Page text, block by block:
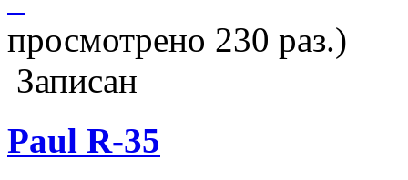
просмотрено 230 раз.)
Записан
Paul R-35